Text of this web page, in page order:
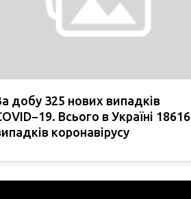
добу 325 нових випадків
Всього в Україні 18616
коронавірусу